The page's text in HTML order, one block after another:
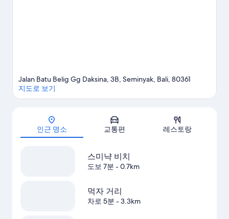
지도
Jalan Batu Belig Gg Daksina, 3B, Seminyak, Bali, 80361
지도로 보기
인근 명소 교통편 레스토랑
스미냑 비치
도보 7분 - 0.7km
먹자 거리
차로 5분 - 3.3km